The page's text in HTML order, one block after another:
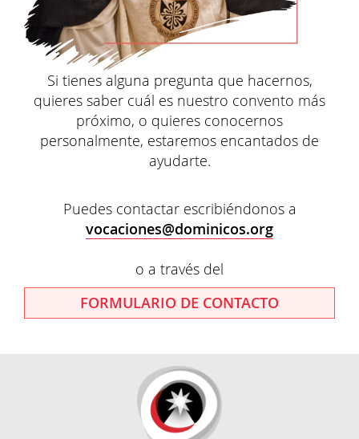
Si tienes alguna pregunta que hacernos,
quieres saber cuál es nuestro convento más
próximo, o quieres conocernos
personalmente, estaremos encantados de
ayudarte.
Puedes contactar escribiéndonos a
vocaciones@dominicos.org
o a través del
FORMULARIO DE CONTACTO